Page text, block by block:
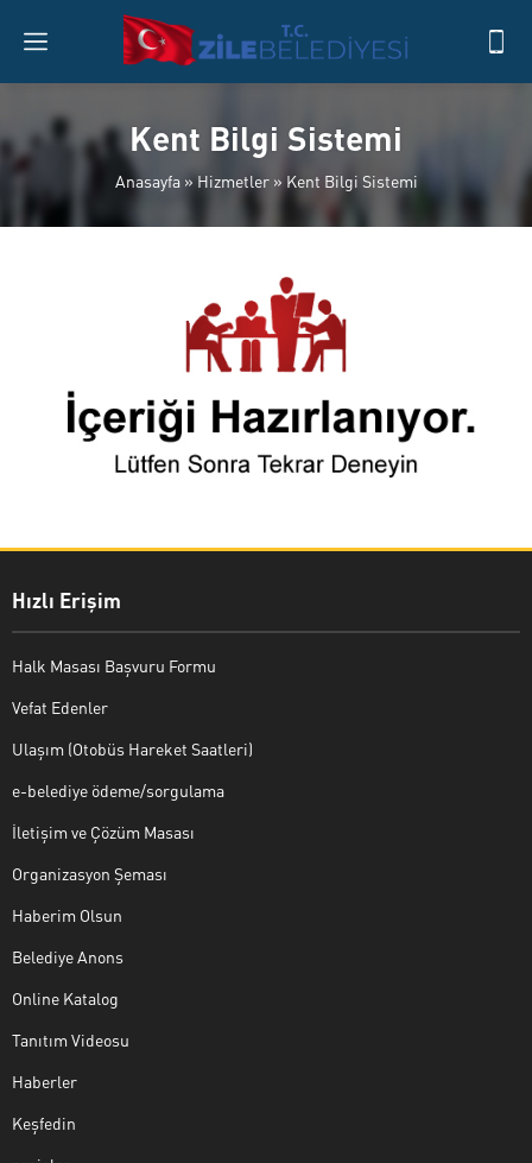
Kent Bilgi Sistemi
Anasayfa»Hizmetler» Kent Bilgi Sistemi
Hızlı Erişim
Halk Masası Başvuru Formu
Vefat Edenler
Ulaşım (Otobüs Hareket Saatleri)
e-belediye ödeme/sorgulama
İletişim ve Çözüm Masası
Organizasyon Şeması
Haberim Olsun
Belediye Anons
Online Katalog
Tanıtım Videosu
Haberler
Keşfedin